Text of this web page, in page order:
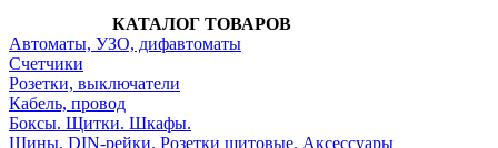
КАТАЛОГ ТОВАРОВ
Автоматы, УЗО, дифавтоматы
Счетчики
Розетки, выключатели
Кабель, провод
Боксы. Щитки. Шкафы.
Шины. DIN-рейки. Розетки щитовые. Аксессуары